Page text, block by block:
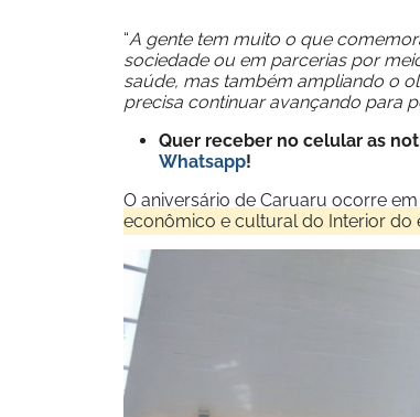
“A gente tem muito o que
sociedade ou em parcerias por
saúde, mas também ampliando o
precisa continuar avançando para
Quer receber no celular as
Whatsapp!
O aniversário de Caruaru ocorre
econômico e cultural do Interior do